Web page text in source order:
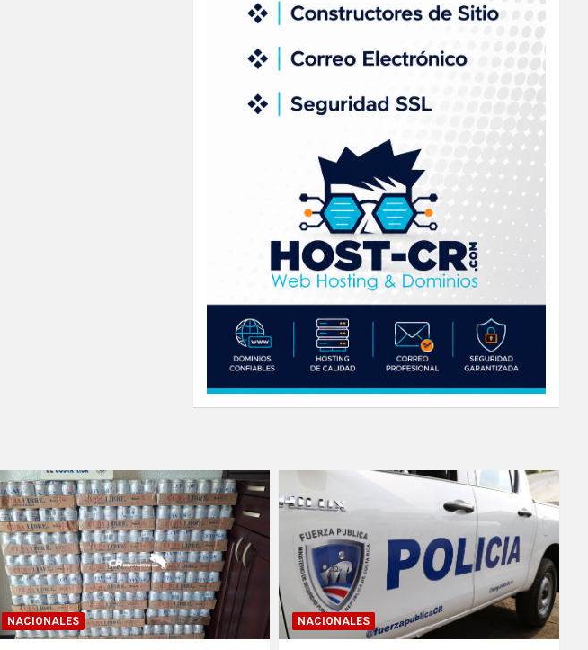
NACIONALES NACIONALES